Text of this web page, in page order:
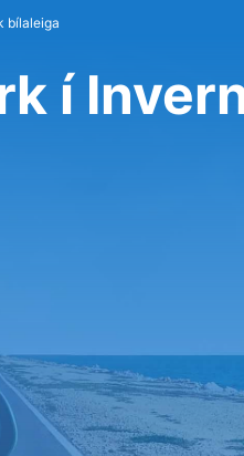
bílaleiga
í